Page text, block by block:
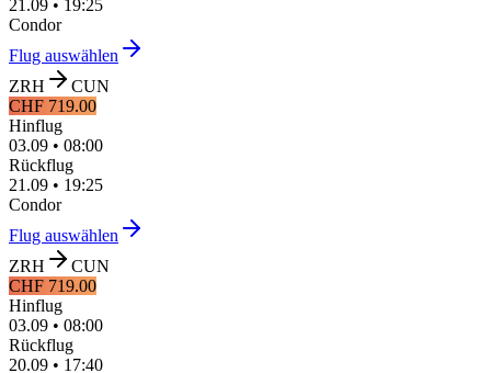
21.09 • 19:25
Condor
Flug auswählen
ZRH
CUN
CHF 719.00
Hinflug
03.09 • 08:00
Rückflug
21.09 • 19:25
Condor
Flug auswählen
ZRH
CUN
CHF 719.00
Hinflug
03.09 • 08:00
Rückflug
20.09 • 17:40